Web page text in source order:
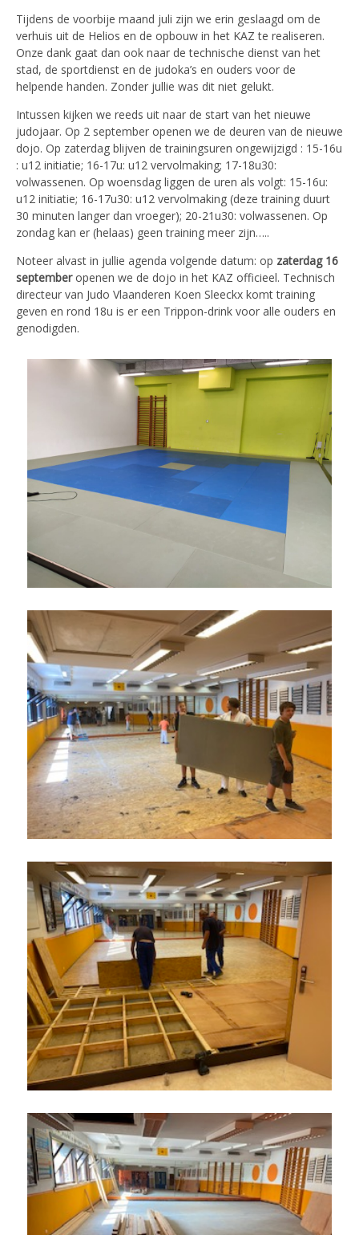
Tijdens de voorbije maand juli zijn we erin geslaagd om de
verhuis uit de Helios en de opbouw in het KAZ te realiseren.
Onze dank gaat dan ook naar de technische dienst van het
stad, de sportdienst en de judoka’s en ouders voor de
helpende handen. Zonder jullie was dit niet gelukt.
Intussen kijken we reeds uit naar de start van het nieuwe
judojaar. Op 2 september openen we de deuren van de nieuwe
dojo. Op zaterdag blijven de trainingsuren ongewijzigd : 15-16u
: u12 initiatie; 16-17u: u12 vervolmaking; 17-18u30:
volwassenen. Op woensdag liggen de uren als volgt: 15-16u:
u12 initiatie; 16-17u30: u12 vervolmaking (deze training duurt
30 minuten langer dan vroeger); 20-21u30: volwassenen. Op
zondag kan er (helaas) geen training meer zijn…..
Noteer alvast in jullie agenda volgende datum: op zaterdag 16
septemberopenen we de dojo in het KAZ officieel. Technisch
directeur van Judo Vlaanderen Koen Sleeckx komt training
geven en rond 18u is er een Trippon-drink voor alle ouders en
genodigden.